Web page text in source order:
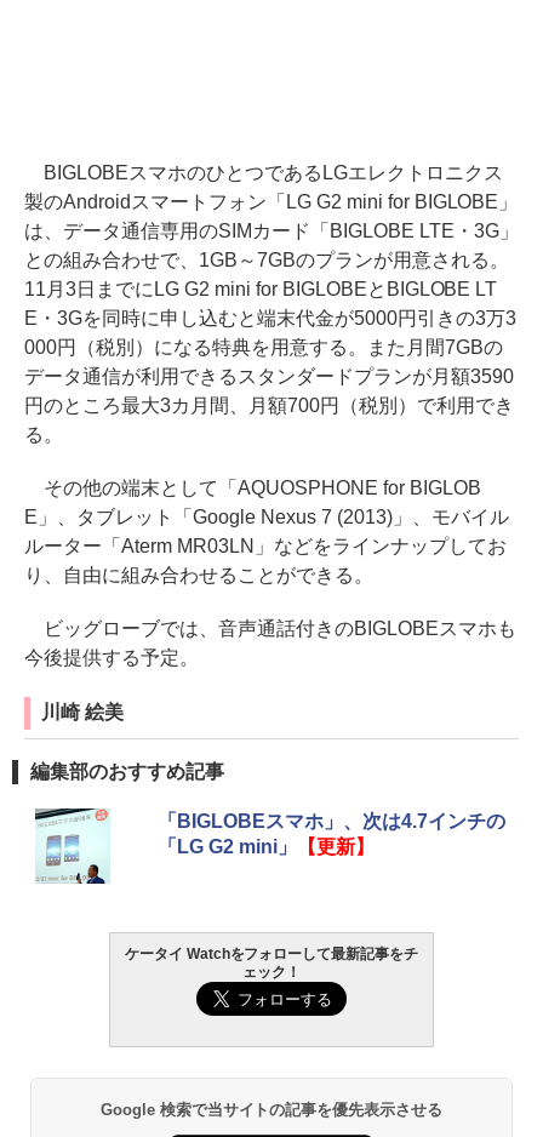
BIGLOBEスマホのひとつであるLGエレクトロニクス
製のAndroidスマートフォン「LG G2 mini for BIGLOBE」
は、データ通信専用のSIMカード「BIGLOBE LTE・3G」
との組み合わせで、1GB～7GBのプランが用意される。
11月3日までにLG G2 mini for BIGLOBEとBIGLOBE LT
E・3Gを同時に申し込むと端末代金が5000円引きの3万3
000円（税別）になる特典を用意する。また月間7GBの
データ通信が利用できるスタンダードプランが月額3590
円のところ最大3カ月間、月額700円（税別）で利用でき
る。
その他の端末として「AQUOSPHONE for BIGLOB
E」、タブレット「Google Nexus 7 (2013)」、モバイル
ルーター「Aterm MR03LN」などをラインナップしてお
り、自由に組み合わせることができる。
ビッグローブでは、音声通話付きのBIGLOBEスマホも
今後提供する予定。
川崎 絵美
編集部のおすすめ記事
「BIGLOBEスマホ」、次は4.7インチの
「LG G2 mini」
【更新】
ケータイ Watchをフォローして最新記事をチ
ェック！
Google 検索で当サイトの記事を優先表示させる